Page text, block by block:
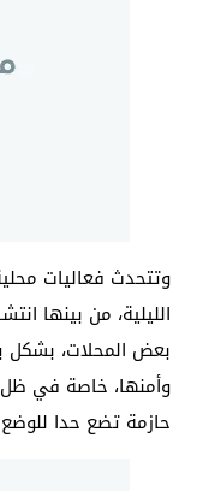
وتتحدث فعاليات
الليلية، من بينها
بعض المحلات، بشكل
وأمنها، خاصة في ظل
حازمة تضع حدا